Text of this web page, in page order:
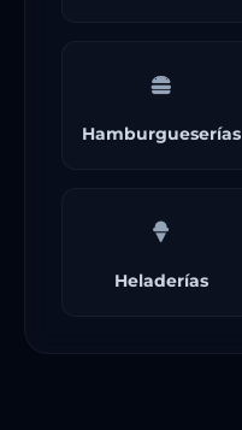
Hamburgueserías
Heladerías